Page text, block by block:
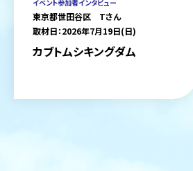
イベント参加者インタビュー
東京都世田谷区 Tさん
取材日：2026年7月19日(日)
カブトムシキングダム